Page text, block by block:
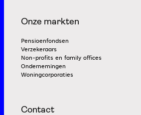
Onze markten
Pensioenfondsen
Verzekeraars
Non-profits en family offices
Ondernemingen
Woningcorporaties
Contact